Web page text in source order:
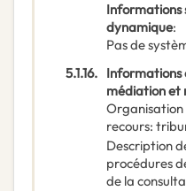
Informations
dynamique:
Pas de
5.1.16. Informations
médiation et
Organisation
recours:
Description
procédures
de la